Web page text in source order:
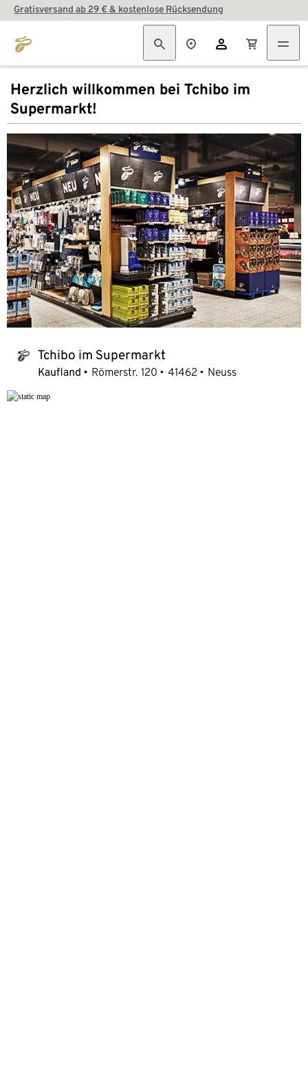
Gratisversand ab 29 € & kostenlose Rücksendung
Herzlich willkommen bei Tchibo im
Supermarkt!
tchibo_logo Tchibo im Supermarkt
Kaufland Römerstr. 120 41462 Neuss